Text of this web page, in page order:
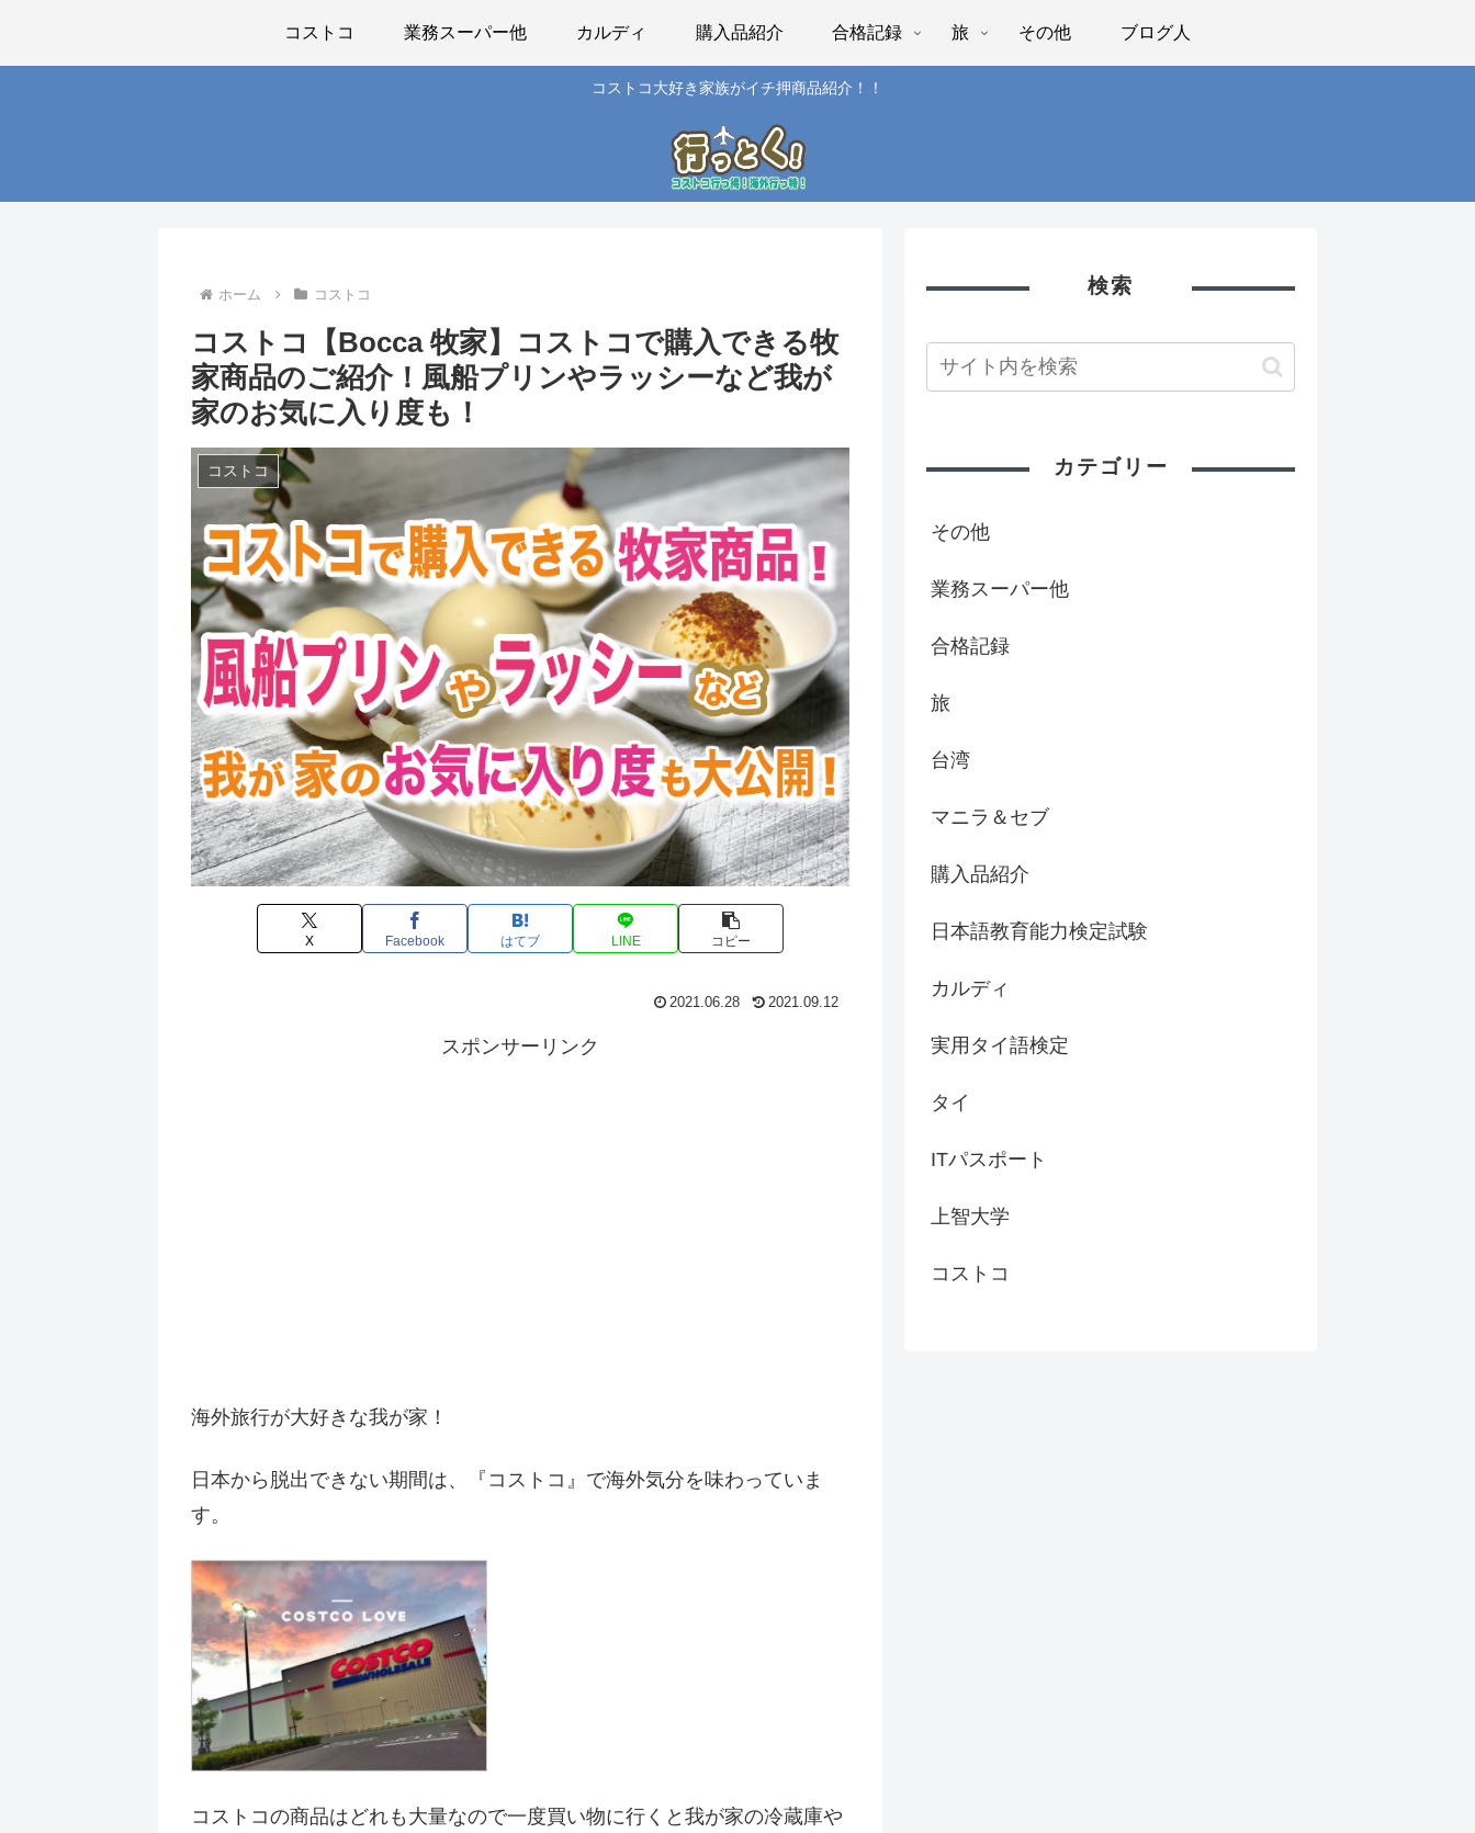
コストコ大好き家族がイチ押商品紹介！！
コストコ 業務スーパー他 カルディ 購入品紹介 合格記録 旅 その他 ブログ人
ホーム コストコ
コストコ【Bocca 牧家】コストコで購入できる牧
家商品のご紹介！風船プリンやラッシーなど我が
家のお気に入り度も！
コストコ
X Facebook はてブ LINE コピー
2021.06.28 2021.09.12
スポンサーリンク
海外旅行が大好きな我が家！
日本から脱出できない期間は、『コストコ』 で海外気分を味わっていま
す。
コストコの商品はどれも大量なので一度買い物に行くと我が家の冷蔵庫や
検索
カテゴリー
その他
業務スーパー他
合格記録
旅
台湾
マニラ＆セブ
購入品紹介
日本語教育能力検定試験
カルディ
実用タイ語検定
タイ
ITパスポート
上智大学
コストコ